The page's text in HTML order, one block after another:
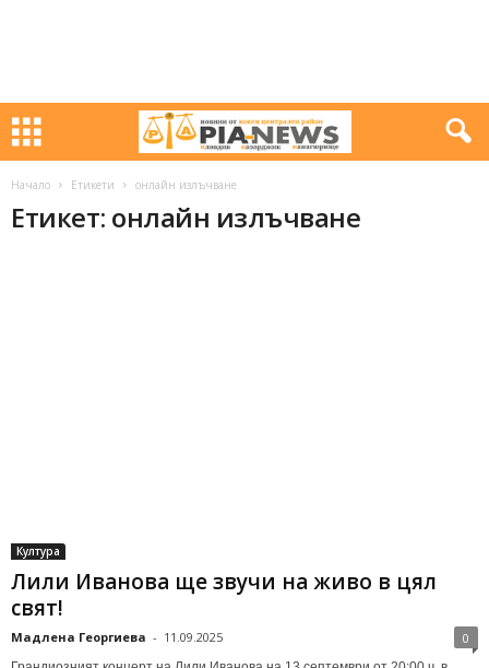
Начало Етикети онлайн излъчване
Етикет: онлайн излъчване
Култура
Лили Иванова ще звучи на живо в цял
свят!
Мадлена Георгиева - 11.09.2025 0